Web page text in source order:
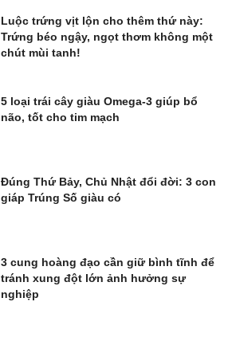
Luộc trứng vịt lộn cho thêm thứ này:
Trứng béo ngậy, ngọt thơm không một
chút mùi tanh!
5 loại trái cây giàu Omega-3 giúp bổ
não, tốt cho tim mạch
Đúng Thứ Bảy, Chủ Nhật đổi đời: 3 con
giáp Trúng Số giàu có
3 cung hoàng đạo cần giữ bình tĩnh để
tránh xung đột lớn ảnh hưởng sự
nghiệp